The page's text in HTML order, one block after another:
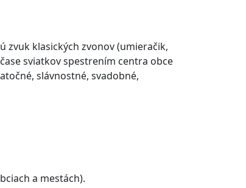
zvuk klasických zvonov (umieračik,
sviatkov spestrením centra obce
slávnostné, svadobné,
a mestách).